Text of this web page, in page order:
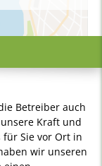
Betreiber auch
Kraft und
Sie vor Ort in
wir unseren